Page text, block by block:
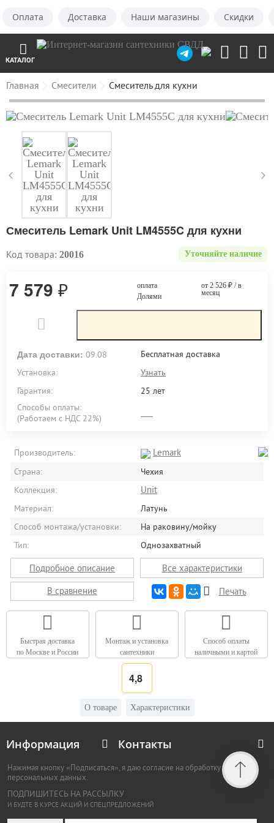
Оплата Доставка Наши магазины Скидки
КАТАЛОГ
Главная Смесители Смеситель для кухни
Смеситель Lemark Unit LM4555C для кухни
Код товара: 20016 Уточняйте наличие
7 579 ₽
оплата
Долями
от 2 526 ₽/ в
месяц
Дата доставки: 09.08
Бесплатная доставка
Установка:
Узнать
Гарантия:
25 лет
Способы оплаты:
(Работаем с НДС 22%)
Производитель: Lemark
Страна:
Чехия
Коллекция:
Unit
Материал:
Латунь
Способ монтажа/установки:
На раковину/мойку
Тип:
Однозахватный
Подробное описание
Все характеристики
В сравнение
Печать
Быстрая доставка
по Москве и России
Монтаж и установка
сантехники
Способ оплаты
наличными и картой
4,8
О товаре Характеристики
Информация Контакты
Нажимая кнопку «Подписаться», я даю согласие на обработку
персональных данных.
ПОДПИШИТЕСЬ НА РАССЫЛКУ
И БУДТЕ В КУРСЕ АКЦИЙ И СПЕЦПРЕДЛОЖЕНИЙ